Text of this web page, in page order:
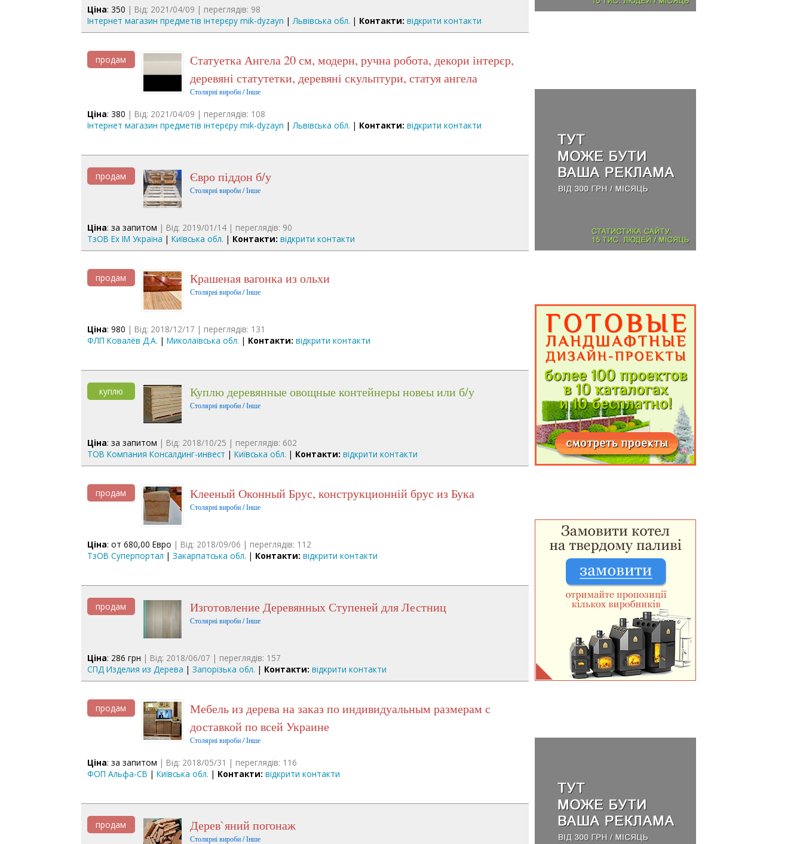
Ціна: 350 | Від: 2021/04/09 | переглядів: 98
Інтернет магазин предметів інтерєру mik-dyzayn | Львівська обл. | Контакти: відкрити контакти
продам
Статуетка Ангела 20 см, модерн, ручна робота, декори інтерєр,
деревяні статутетки, деревяні скульптури, статуя ангела
Столярні вироби / Інше
Ціна: 380 | Від: 2021/04/09 | переглядів: 108
Інтернет магазин предметів інтерєру mik-dyzayn | Львівська обл. | Контакти: відкрити контакти
продам Євро піддон б/у
Столярні вироби / Інше
Ціна: за запитом | Від: 2019/01/14 | переглядів: 90
ТзОВ Ex IM Україна | Київська обл. | Контакти: відкрити контакти
продам Крашеная вагонка из ольхи
Столярні вироби / Інше
Ціна: 980 | Від: 2018/12/17 | переглядів: 131
ФЛП Ковалёв Д.А. | Миколаївська обл. | Контакти: відкрити контакти
куплю куплю деревянные овощные контейнеры новеы или б/у
Столярні вироби / Інше
Ціна: за запитом | Від: 2018/10/25 | переглядів: 602
ТОВ Компания Консалдинг-инвест | Київська обл. | Контакти: відкрити контакти
продам Клееный Оконный Брус, конструкционній брус из Бука
Столярні вироби / Інше
Ціна: от 680,00 Евро | Від: 2018/09/06 | переглядів: 112
ТзОВ Суперпортал | Закарпатська обл. | Контакти: відкрити контакти
продам Изготовление Деревянных Ступеней для Лестниц
Столярні вироби / Інше
Ціна: 286 грн | Від: 2018/06/07 | переглядів: 157
СПД Изделия из Дерева | Запорізька обл. | Контакти: відкрити контакти
продам
Мебель из дерева на заказ по индивидуальным размерам с
доставкой по всей Украине
Столярні вироби / Інше
Ціна: за запитом | Від: 2018/05/31 | переглядів: 116
ФОП Альфа-СВ | Київська обл. | Контакти: відкрити контакти
продам Дерев`яний погонаж
Столярні вироби / Інше